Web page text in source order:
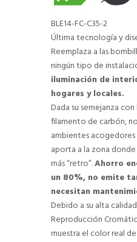
BLE14-FC-C35-2
Última tecnología y
Reemplaza a las
ningún tipo de
iluminación de
hogares y locales.
Dada su semejanza
filamento de carbón,
ambientes acogedores
aporta a la zona
más “retro”.Ahorro
un 80%, no emite
necesitan
Debido a su alta
Reproducción
muestra el color real